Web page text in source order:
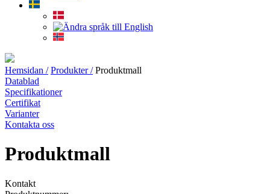
Hemsidan / Produkter / Produktmall
Datablad
Specifikationer
Certifikat
Varianter
Kontakta oss
Produktmall
Kontakt